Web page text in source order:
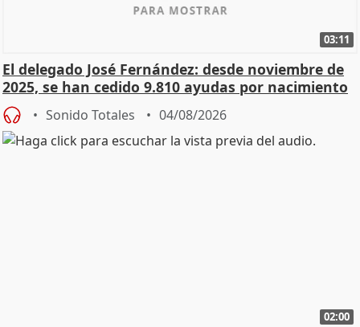
03:11
El delegado José Fernández: desde noviembre de
2025, se han cedido 9.810 ayudas por nacimiento
Sonido Totales 04/08/2026
02:00